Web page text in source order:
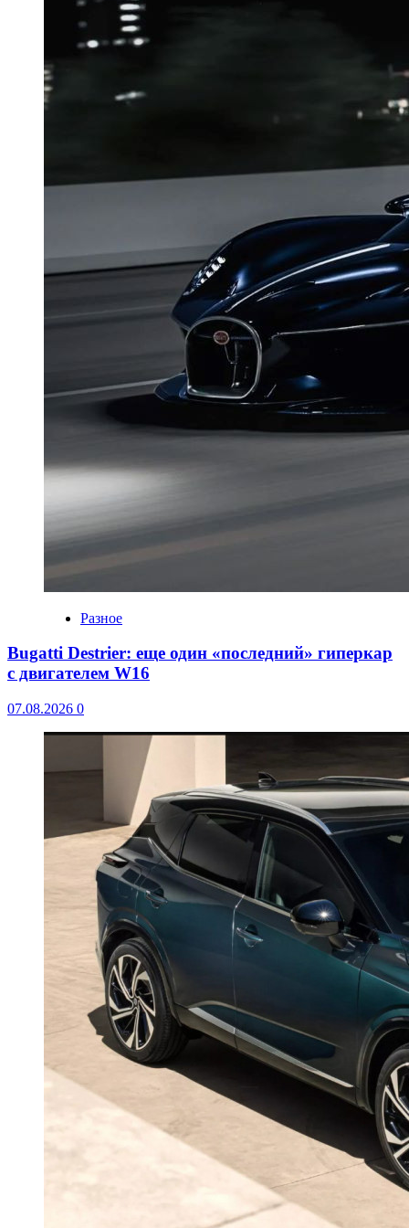
Разное
Bugatti Destrier: еще один «последний» гиперкар
с двигателем W16
07.08.2026 0